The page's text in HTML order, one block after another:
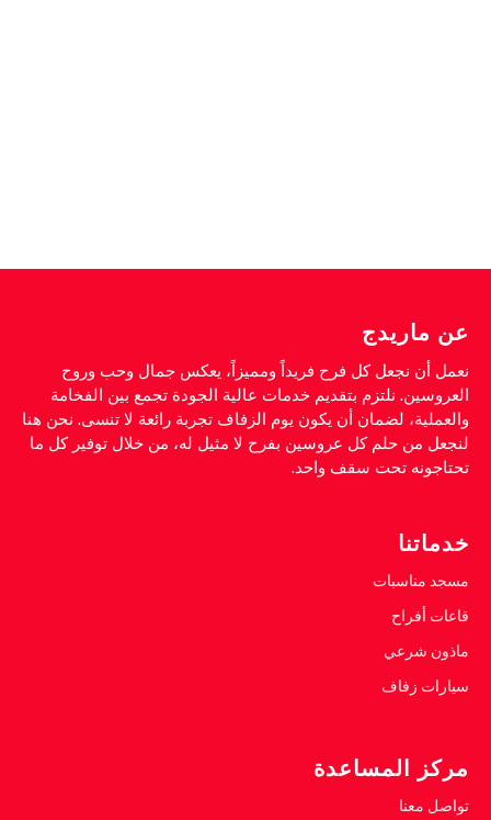
عن ماريدج
نعمل أن نجعل كل فرح فريداً ومميزاً، يعكس جمال وحب وروح
العروسين. نلتزم بتقديم خدمات عالية الجودة تجمع بين الفخامة
والعملية، لضمان أن يكون يوم الزفاف تجربة رائعة لا تنسى. نحن هنا
لنجعل من حلم كل عروسين بفرح لا مثيل له، من خلال توفير كل ما
تحتاجونه تحت سقف واحد.
خدماتنا
مسجد مناسبات
قاعات أفراح
ماذون شرعي
سيارات زفاف
مركز المساعدة
تواصل معنا